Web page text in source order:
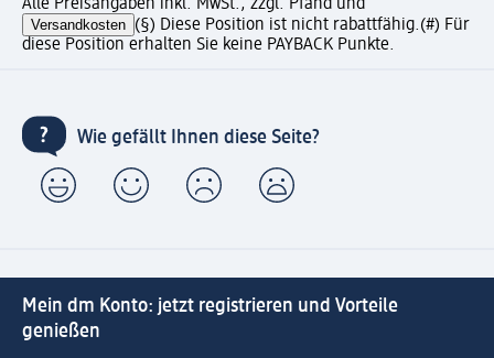
Alle Preisangaben inkl. MwSt., zzgl. Pfand und
Versandkosten (§) Diese Position ist nicht rabattfähig.(#) Für
diese Position erhalten Sie keine PAYBACK Punkte.
Wie gefällt Ihnen diese Seite?
Mein dm Konto: jetzt registrieren und Vorteile
genießen